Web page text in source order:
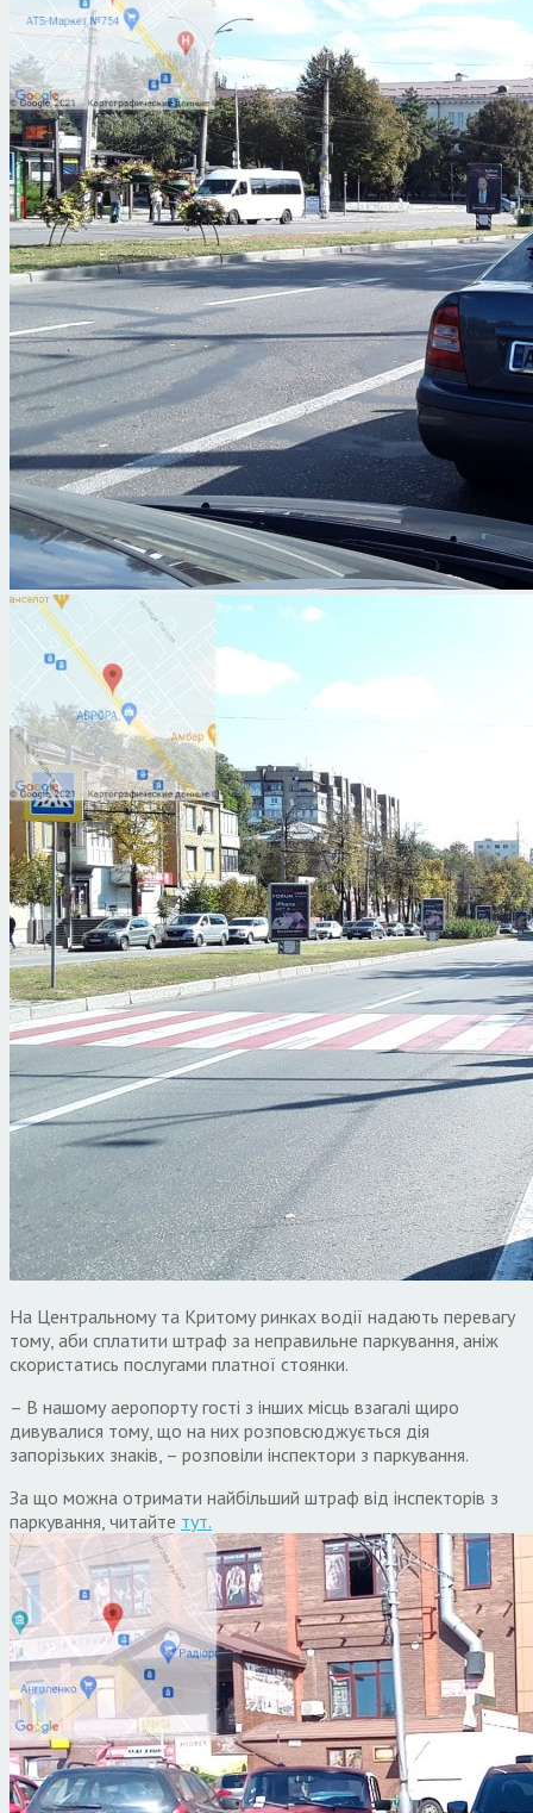
На Центральному та Критому ринках водії надають перевагу
тому, аби сплатити штраф за неправильне паркування, аніж
скористатись послугами платної стоянки.
– В нашому аеропорту гості з інших місць взагалі щиро
дивувалися тому, що на них розповсюджується дія
запорізьких знаків, – розповіли інспектори з паркування.
За що можна отримати найбільший штраф від інспекторів з
паркування, читайте тут.